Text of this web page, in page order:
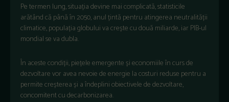
Pe termen lung, situația devine mai complicată, statisticile
arătând că până în 2050, anul țintă pentru atingerea neutralității
climatice, populația globului va crește cu două miliarde, iar PIB-ul
mondial se va dubla.
În aceste condiții, piețele emergente și economiile în curs de
dezvoltare vor avea nevoie de energie la costuri reduse pentru a
permite creșterea și a îndeplini obiectivele de dezvoltare,
concomitent cu decarbonizarea.